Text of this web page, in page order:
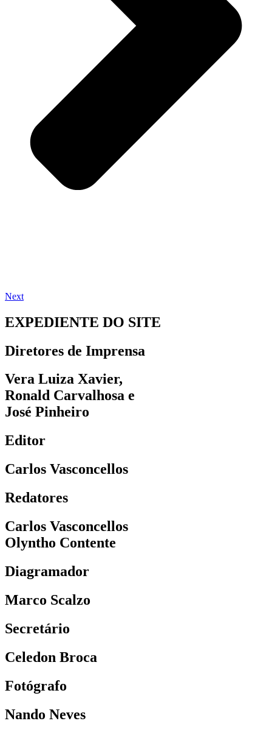
Next
EXPEDIENTE DO SITE
Diretores de Imprensa
Vera Luiza Xavier,
Ronald Carvalhosa e
José Pinheiro
Editor
Carlos Vasconcellos
Redatores
Carlos Vasconcellos
Olyntho Contente
Diagramador
Marco Scalzo
Secretário
Celedon Broca
Fotógrafo
Nando Neves